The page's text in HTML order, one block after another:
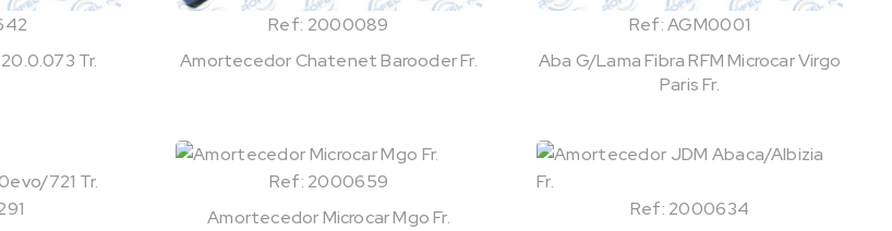
Tr.
Ref: 2000089
Amortecedor Chatenet Barooder Fr.
Ref: AGM0001
Aba G/Lama Fibra RFM Microcar Virgo
Paris Fr.
Ref: 2000659
Amortecedor Microcar Mgo Fr.
Ref: 2000634